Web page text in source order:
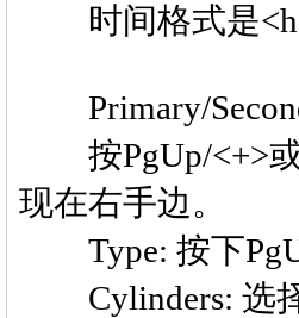
时间格式是
Primary/
按PgUp/<+>或
现在右手边。
Type: 按下
Cylinders: 选